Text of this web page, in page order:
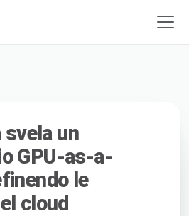
svela un
GPU-as-a-
le
cloud